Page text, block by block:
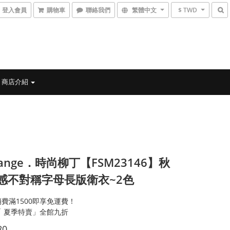
登入會員 購物車 聯絡我們 繁體中文 $ TWD
商店介紹
．時尚柳丁【FSM23146】秋
不對稱字母長版衛衣~2色
滿1500即享免運費！
夏季特賣」全館九折